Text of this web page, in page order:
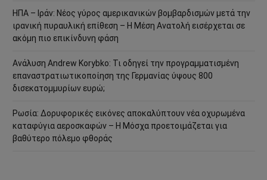
ΗΠΑ – Ιράν: Νέος γύρος αμερικανικών βομβαρδισμών μετά την
ιρανική πυραυλική επίθεση – Η Μέση Ανατολή εισέρχεται σε
ακόμη πιο επικίνδυνη φάση
Ανάλυση Andrew Korybko: Τι οδηγεί την προγραμματισμένη
επαναστρατιωτικοποίηση της Γερμανίας ύψους 800
δισεκατομμυρίων ευρώ;
Ρωσία: Δορυφορικές εικόνες αποκαλύπτουν νέα οχυρωμένα
καταφύγια αεροσκαφών – Η Μόσχα προετοιμάζεται για
βαθύτερο πόλεμο φθοράς